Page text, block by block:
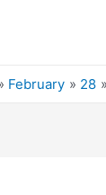
February 28